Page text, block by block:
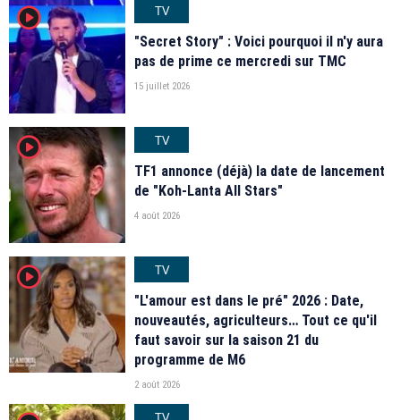
player2
TV
"Secret Story" : Voici pourquoi il n'y aura
pas de prime ce mercredi sur TMC
15 juillet 2026
player2
TV
TF1 annonce (déjà) la date de lancement
de "Koh-Lanta All Stars"
4 août 2026
player2
TV
"L'amour est dans le pré" 2026 : Date,
nouveautés, agriculteurs… Tout ce qu'il
faut savoir sur la saison 21 du
programme de M6
2 août 2026